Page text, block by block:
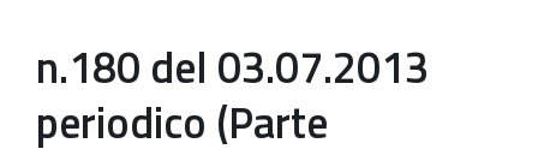
n.180 del 03.07.2013
periodico (Parte